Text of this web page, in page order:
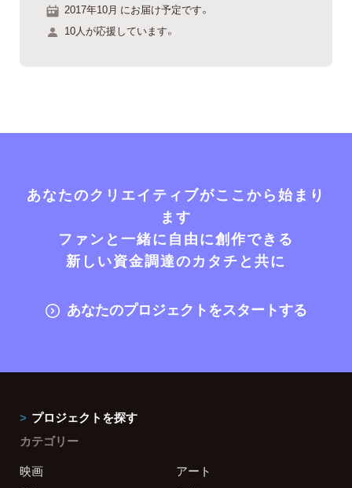
2017年10月 にお届け予定です。
10人が応援しています。
あなたのクリエイティブがここから始まり
ます
ファンと一緒に自由に創作できる
新しい資金調達のカタチと共に
あなたのプロジェクトをスタートする
プロジェクトを探す
カテゴリー
映画
アート